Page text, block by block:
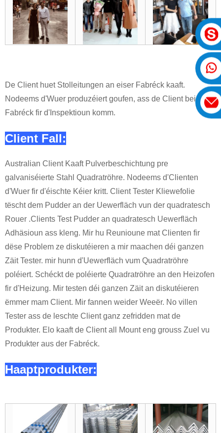
De Client huet Stolleitungen an eiser Fabréck kaaft.
Nodeems d'Wuer produzéiert goufen, ass de Client bei eis
Fabréck fir d'Inspektioun komm.
Client Fall:
Australian Client Kaaft Pulverbeschichtung pre
galvaniséierte Stahl Quadratröhre. Nodeems d'Clienten
d'Wuer fir d'éischte Kéier kritt. Client Tester Kliewefolie
tëscht dem Pudder an der Uewerfläch vun der quadratesch
Rouer .Clients Test Pudder an quadratesch Uewerfläch
Adhäsioun ass kleng. Mir hu Reunioune mat Clienten fir
dëse Problem ze diskutéieren a mir maachen déi ganzen
Zäit Tester. mir hunn d'Uewerfläch vum Quadratröhre
poléiert. Schéckt de poléierte Quadratröhre an den Heizofen
fir d'Heizung. Mir testen déi ganzen Zäit an diskutéieren
ëmmer mam Client. Mir fannen weider Weeër. No villen
Tester ass de leschte Client ganz zefridden mat de
Produkter. Elo kaaft de Client all Mount eng grouss Zuel vu
Produkter aus der Fabréck.
Haaptprodukter: